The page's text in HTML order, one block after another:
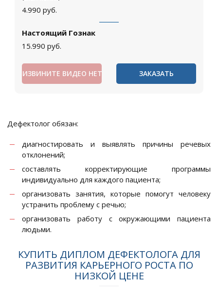
4.990 руб.
Настоящий Гознак
15.990 руб.
ИЗВИНИТЕ ВИДЕО НЕТ ЗАКАЗАТЬ
Дефектолог обязан:
диагностировать и выявлять причины речевых
отклонений;
составлять корректирующие программы
индивидуально для каждого пациента;
организовать занятия, которые помогут человеку
устранить проблему с речью;
организовать работу с окружающими пациента
людьми.
КУПИТЬ ДИПЛОМ ДЕФЕКТОЛОГА ДЛЯ
РАЗВИТИЯ КАРЬЕРНОГО РОСТА ПО
НИЗКОЙ ЦЕНЕ